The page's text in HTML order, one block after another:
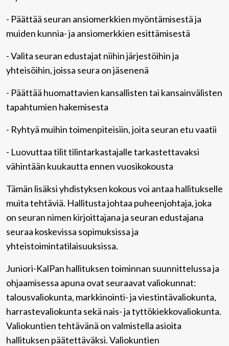
- Päättää seuran ansiomerkkien myöntämisestä ja
muiden kunnia- ja ansiomerkkien esittämisestä
- Valita seuran edustajat niihin järjestöihin ja
yhteisöihin, joissa seura on jäsenenä
- Päättää huomattavien kansallisten tai kansainvälisten
tapahtumien hakemisesta
- Ryhtyä muihin toimenpiteisiin, joita seuran etu vaatii
- Luovuttaa tilit tilintarkastajalle tarkastettavaksi
vähintään kuukautta ennen vuosikokousta
Tämän lisäksi yhdistyksen kokous voi antaa hallitukselle
muita tehtäviä. Hallitusta johtaa puheenjohtaja, joka
on seuran nimen kirjoittajana ja seuran edustajana
seuraa koskevissa sopimuksissa ja
yhteistoimintatilaisuuksissa.
Juniori-KalPan hallituksen toiminnan suunnittelussa ja
ohjaamisessa apuna ovat seuraavat valiokunnat:
talousvaliokunta, markkinointi- ja viestintävaliokunta,
harrastevaliokunta sekä nais- ja tyttökiekkovaliokunta.
Valiokuntien tehtävänä on valmistella asioita
hallituksen päätettäväksi. Valiokuntien